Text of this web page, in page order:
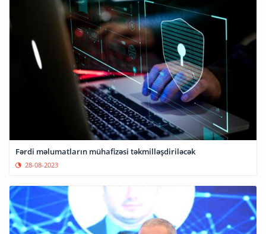
Fərdi məlumatların mühafizəsi təkmilləşdiriləcək
28-08-2023